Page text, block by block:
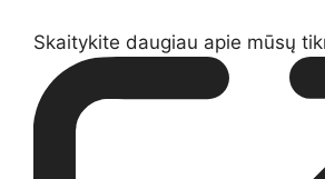
Skaitykite daugiau apie mūsų